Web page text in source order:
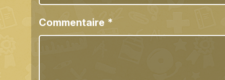
Commentaire *